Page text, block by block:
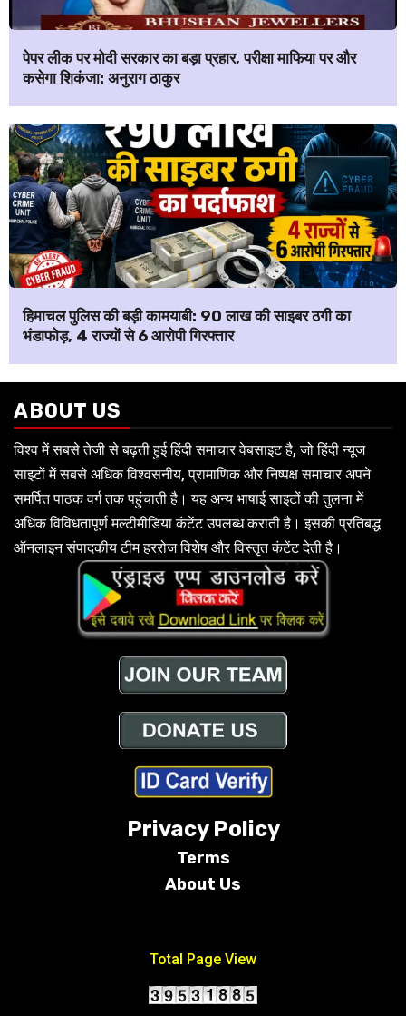
पेपर लीक पर मोदी सरकार का बड़ा प्रहार, परीक्षा माफिया पर और
कसेगा शिकंजा: अनुराग ठाकुर
हिमाचल पुलिस की बड़ी कामयाबी: ₹90 लाख की साइबर ठगी का
भंडाफोड़, 4 राज्यों से 6 आरोपी गिरफ्तार
ABOUT US
विश्व में सबसे तेजी से बढ़ती हुई हिंदी समाचार वेबसाइट है, जो हिंदी न्यूज
साइटों में सबसे अधिक विश्वसनीय, प्रामाणिक और निष्पक्ष समाचार अपने
समर्पित पाठक वर्ग तक पहुंचाती है। यह अन्य भाषाई साइटों की तुलना में
अधिक विविधतापूर्ण मल्टीमीडिया कंटेंट उपलब्ध कराती है। इसकी प्रतिबद्ध
ऑनलाइन संपादकीय टीम हररोज विशेष और विस्तृत कंटेंट देती है।
Privacy Policy
Terms
About Us
Total Page View